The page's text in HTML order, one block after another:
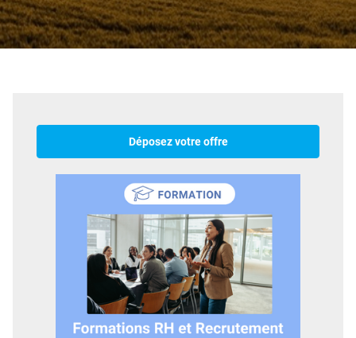
Déposez votre offre